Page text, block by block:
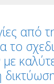
από
το
με